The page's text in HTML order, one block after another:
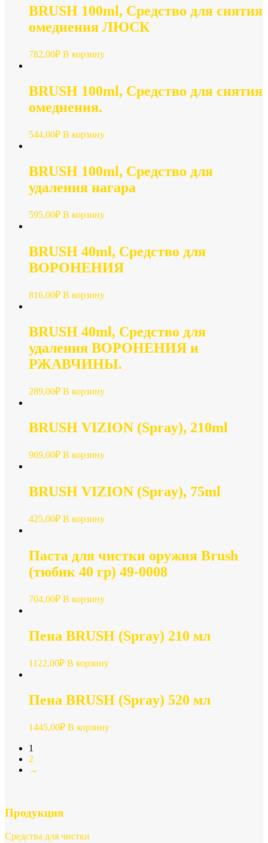
BRUSH 100ml, Средство для снятия
омеднения ЛЮСК
782,00₽ В корзину
BRUSH 100ml, Средство для снятия
омеднения.
544,00₽ В корзину
BRUSH 100ml, Средство для
удаления нагара
595,00₽ В корзину
BRUSH 40ml, Средство для
ВОРОНЕНИЯ
816,00₽ В корзину
BRUSH 40ml, Средство для
удаления ВОРОНЕНИЯ и
РЖАВЧИНЫ.
289,00₽ В корзину
BRUSH VIZION (Spray), 210ml
969,00₽ В корзину
BRUSH VIZION (Spray), 75ml
425,00₽ В корзину
Паста для чистки оружия Brush
(тюбик 40 гр) 49-0008
704,00₽ В корзину
Пена BRUSH (Spray) 210 мл
1122,00₽ В корзину
Пена BRUSH (Spray) 520 мл
1445,00₽ В корзину
1
2
→
Продукция
Средства для чистки